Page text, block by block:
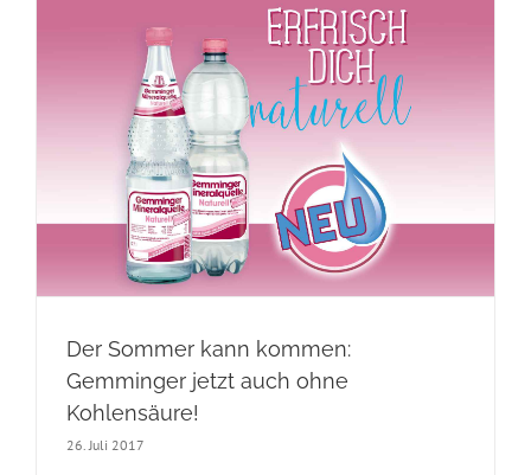
Der Sommer kann kommen:
Gemminger jetzt auch ohne
Kohlensäure!
26. Juli 2017